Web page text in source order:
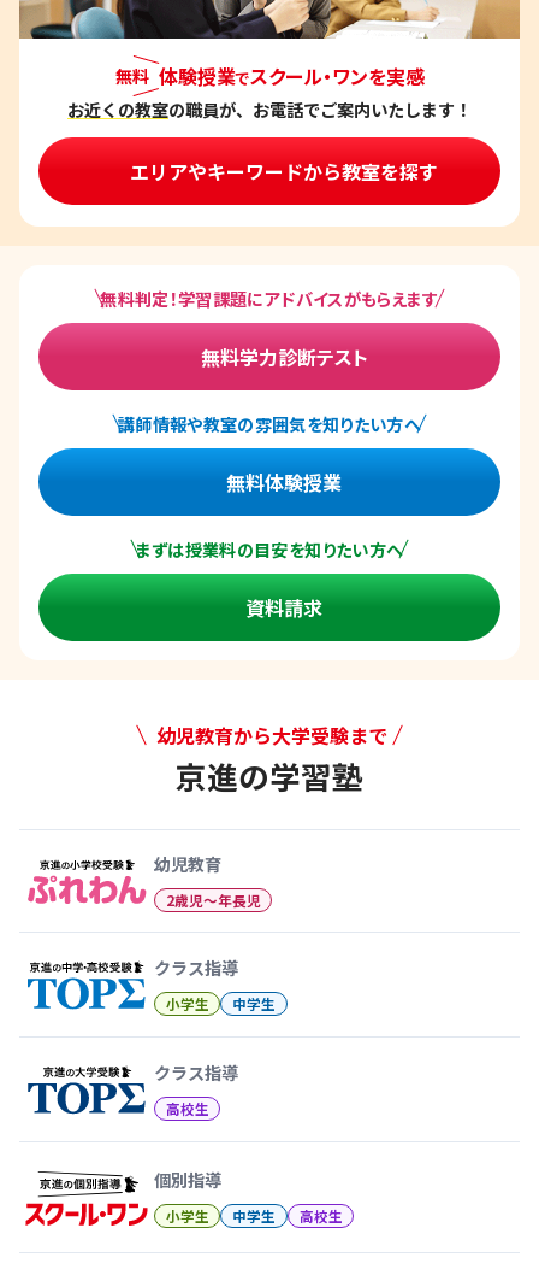
無料 体験授業でスクール・ワンを実感
お近くの教室の職員が、お電話でご案内いたします！
エリアやキーワードから教室を探す
無料判定！学習課題にアドバイスがもらえます
無料学力診断テスト
講師情報や教室の雰囲気を知りたい方へ
無料体験授業
まずは授業料の目安を知りたい方へ
資料請求
幼児教育から大学受験まで
京進の学習塾
幼児教育
2歳児〜年長児
クラス指導
小学生 中学生
クラス指導
高校生
個別指導
小学生 中学生 高校生